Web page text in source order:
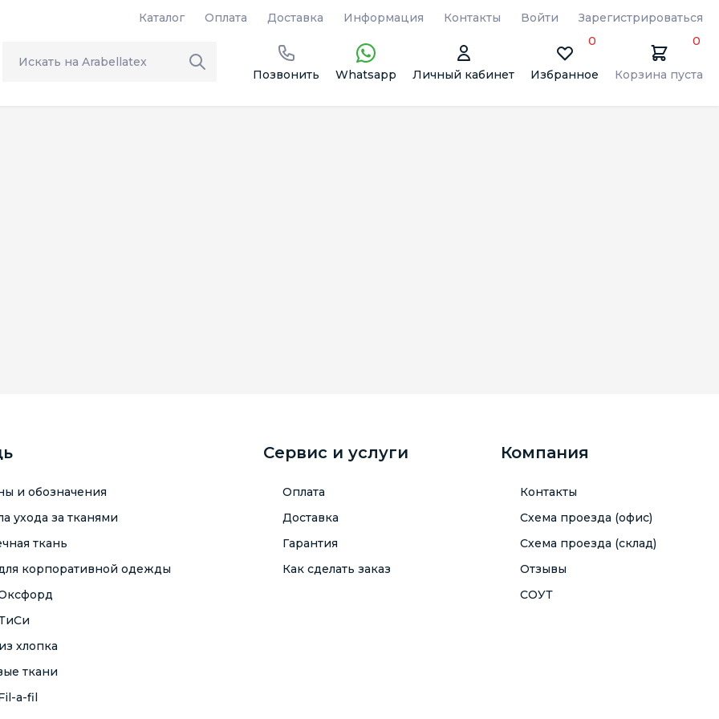
Каталог Оплата Доставка Информация Контакты Войти Зарегистрироваться
Позвонить Whatsapp Личный кабинет Избранное
0
Корзина пуста
0
и обозначения
ухода за тканями
ткань
корпоративной одежды
хлопка
ткани
a-fil
Сервис и услуги
Оплата
Доставка
Гарантия
Как сделать заказ
Компания
Контакты
Схема проезда (офис)
Схема проезда (склад)
Отзывы
СОУТ